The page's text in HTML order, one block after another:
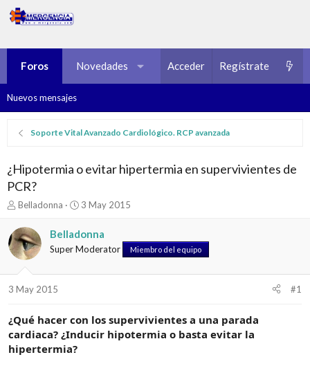
Foros Novedades Multimedia Recursos
Acceder Regístrate
Nuevos mensajes
Soporte Vital Avanzado Cardiológico. RCP avanzada
¿Hipotermia o evitar hipertermia en supervivientes de
PCR?
I
i
c
i
o
d
e
l
t
Belladonna
F
h
a
i
c
i
3 May 2015
Belladonna
Super Moderator Miembro del equipo
3 May 2015 #1
¿Qué hacer con los supervivientes a una parada
cardiaca? ¿Inducir hipotermia o basta evitar la
hipertermia?